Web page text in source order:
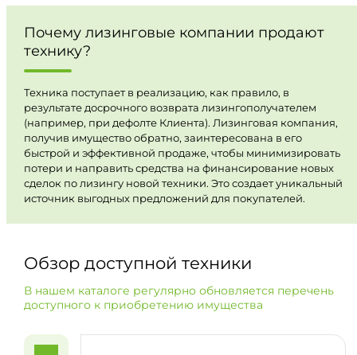
Почему лизинговые компании продают
технику?
Техника поступает в реализацию, как правило, в
результате досрочного возврата лизингополучателем
(например, при дефолте Клиента). Лизинговая компания,
получив имущество обратно, заинтересована в его
быстрой и эффективной продаже, чтобы минимизировать
потери и направить средства на финансирование новых
сделок по лизингу новой техники. Это создает уникальный
источник выгодных предложений для покупателей.
Обзор доступной техники
В нашем каталоге регулярно обновляется перечень
доступного к приобретению имущества